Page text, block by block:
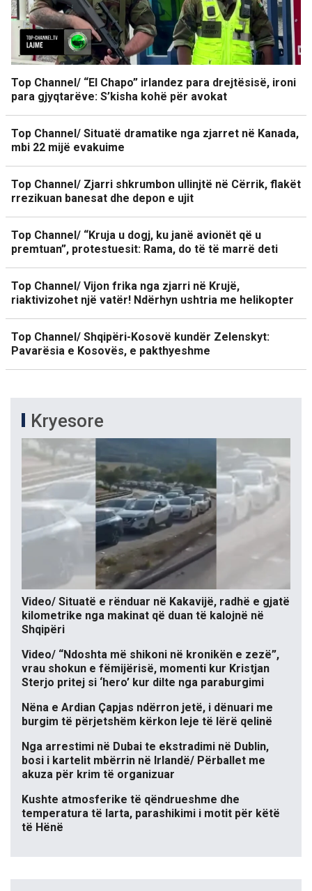
Top Channel/ “El Chapo” irlandez para drejtësisë, ironi
para gjyqtarëve: S’kisha kohë për avokat
Top Channel/ Situatë dramatike nga zjarret në Kanada,
mbi 22 mijë evakuime
Top Channel/ Zjarri shkrumbon ullinjtë në Cërrik, flakët
rrezikuan banesat dhe depon e ujit
Top Channel/ “Kruja u dogj, ku janë avionët që u
premtuan”, protestuesit: Rama, do të të marrë deti
Top Channel/ Vijon frika nga zjarri në Krujë,
riaktivizohet një vatër! Ndërhyn ushtria me helikopter
Top Channel/ Shqipëri-Kosovë kundër Zelenskyt:
Pavarësia e Kosovës, e pakthyeshme
Kryesore
Video/ Situatë e rënduar në Kakavijë, radhë e gjatë
kilometrike nga makinat që duan të kalojnë në
Shqipëri
Video/ “Ndoshta më shikoni në kronikën e zezë”,
vrau shokun e fëmijërisë, momenti kur Kristjan
Sterjo pritej si ‘hero’ kur dilte nga paraburgimi
Nëna e Ardian Çapjas ndërron jetë, i dënuari me
burgim të përjetshëm kërkon leje të lërë qelinë
Nga arrestimi në Dubai te ekstradimi në Dublin,
bosi i kartelit mbërrin në Irlandë/ Përballet me
akuza për krim të organizuar
Kushte atmosferike të qëndrueshme dhe
temperatura të larta, parashikimi i motit për këtë
të Hënë